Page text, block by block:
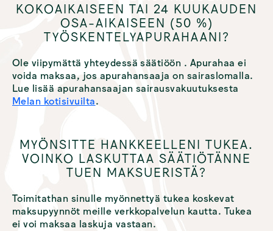
AJANKOHTAISTA
KOKOAIKAISEEN TAI 24 KUUKAUDEN
OSA-AIKAISEEN (50 %)
TYÖSKENTELYAPURAHAANI?
Ole viipymättä yhteydessä säätiöön . Apurahaa ei
voida maksaa, jos apurahansaaja on sairaslomalla.
Lue lisää apurahansaajan sairausvakuutuksesta
Melan kotisivuilta .
MYÖNSITTE HANKKEELLENI TUKEA.
VOINKO LASKUTTAA SÄÄTIÖTÄNNE
TUEN MAKSUERISTÄ?
Toimitathan sinulle myönnettyä tukea koskevat
maksupyynnöt meille verkkopalvelun kautta. Tukea
ei voi maksaa laskuja vastaan.